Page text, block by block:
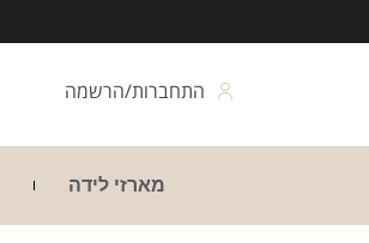
התחברות/הרשמה
מארזי לידה